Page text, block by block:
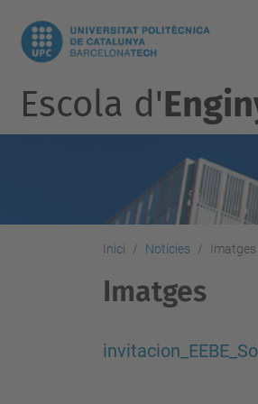
Escola d'
Inici Notícies Imatges
Imatges